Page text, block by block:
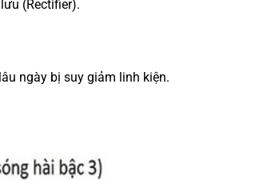
(Rectifier).
ngày bị suy giảm linh kiện.